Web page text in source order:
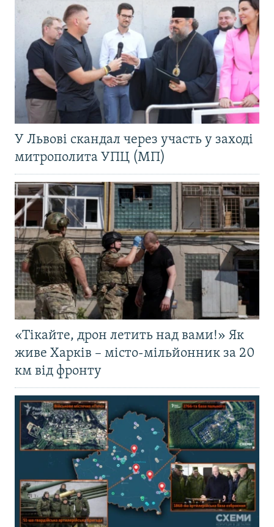
У Львові скандал через участь у заході
митрополита УПЦ (МП)
«Тікайте, дрон летить над вами!» Як
живе Харків – місто-мільйонник за 20
км від фронту